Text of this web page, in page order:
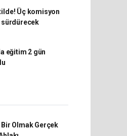
Üç komisyon
sürdürecek
eğitim 2 gün
Bir Olmak Gerçek